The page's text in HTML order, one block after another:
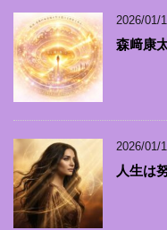
2026/01/
森﨑康
2026/01/
人生は